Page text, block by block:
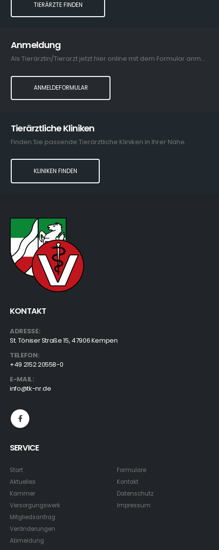
TIERÄRZTE FINDEN
Anmeldung
Als Tierärztin/Tierarzt jetzt hier online mit dem Formular anmelden.
ANMELDEFORMULAR
Tierärztliche Kliniken
Finden Sie passende Tierärztliche Kliniken in Ihrer Nähe.
KLINIKEN FINDEN
KONTAKT
ADRESSE:
St. Töniser Straße 15, 47906 Kempen
TELEFON:
+49 2152 20558-0
E-MAIL:
info@tk-nr.de
SERVICE
Start
Aktuelles
Kammer
Versorgungswerk
Mitgliedsantrag
Veränderungen
Abmeldung
Formulare
Kontakt
Datenschutz
Impressum